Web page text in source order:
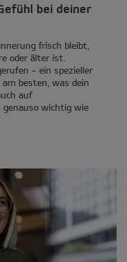
bei deiner
frisch bleibt,
oder älter ist.
- ein spezieller
besten, was dein
auf
wichtig wie